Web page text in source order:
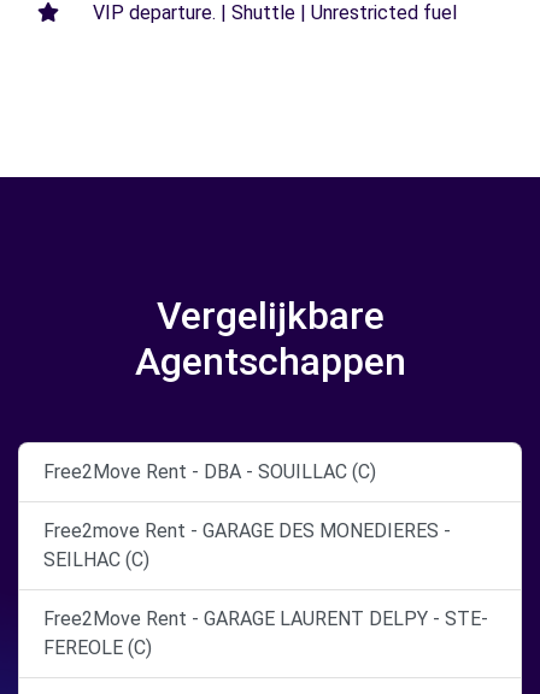
VIP departure. | Shuttle | Unrestricted fuel
Vergelijkbare
Agentschappen
Free2Move Rent - DBA - SOUILLAC (C)
Free2move Rent - GARAGE DES MONEDIERES -
SEILHAC (C)
Free2Move Rent - GARAGE LAURENT DELPY - STE-
FEREOLE (C)